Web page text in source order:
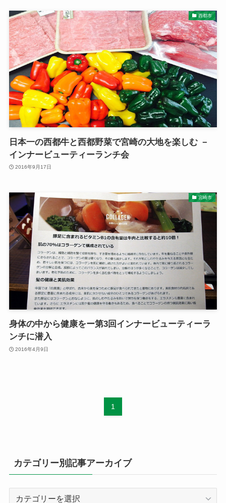
西都市
日本一の西都牛と西都野菜で宮崎の大地を楽しむ －
インナービューティーランチ会
2016年9月17日
宮崎市
身体の中から健康をー第3回インナービューティーラ
ンチに潜入
2016年4月9日
1
カテゴリー別記事アーカイブ